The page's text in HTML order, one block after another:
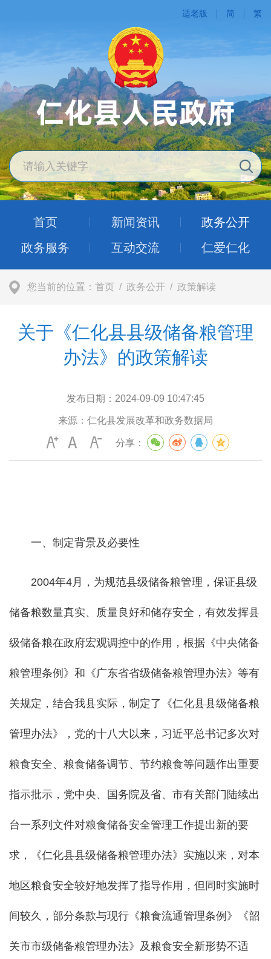
适老版 简 繁
首页 新闻资讯
政务公开
政务服务
互动交流 仁爱仁化
您当前的位置： 首页 / 政务公开 / 政策解读
关于《仁化县县级储备粮管理
办法》的政策解读
发布日期： 2024-09-09 10:47:45
来源： 仁化县发展改革和政务数据局
分享：
一、制定背景及必要性
2004年4月，为规范县级储备粮管理，保证县级
储备粮数量真实、质量良好和储存安全，有效发挥县
级储备粮在政府宏观调控中的作用，根据《中央储备
粮管理条例》和《广东省省级储备粮管理办法》等有
关规定，结合我县实际，制定了《仁化县县级储备粮
管理办法》，党的十八大以来，习近平总书记多次对
粮食安全、粮食储备调节、节约粮食等问题作出重要
指示批示，党中央、国务院及省、市有关部门陆续出
台一系列文件对粮食储备安全管理工作提出新的要
求，《仁化县县级储备粮管理办法》实施以来，对本
地区粮食安全较好地发挥了指导作用，但同时实施时
间较久，部分条款与现行《粮食流通管理条例》《韶
关市市级储备粮管理办法》及粮食安全新形势不适